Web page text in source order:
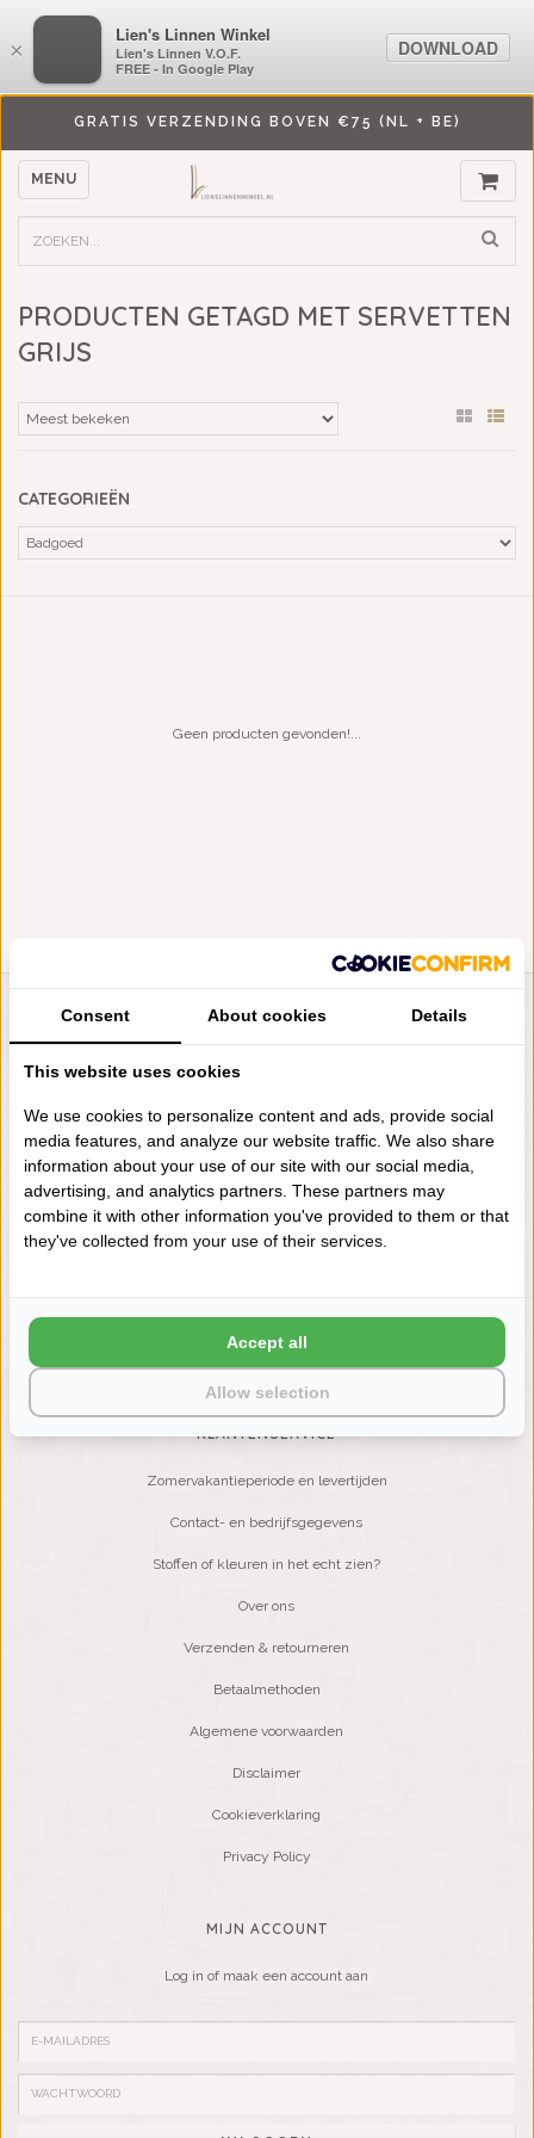
GRATIS VERZENDING BOVEN €75 (NL + BE)
MENU
PRODUCTEN GETAGD MET SERVETTEN
GRIJS
CATEGORIEËN
Geen producten gevonden!...
LIENSLINNENWINKEL.NL
VRAGEN? BEL DAN
NIEUWSBRIEF
Wilt u op de hoogte blijven?
Word lid van onze mailinglijst:
KLANTENSERVICE
Zomervakantieperiode en levertijden
Contact- en bedrijfsgegevens
Stoffen of kleuren in het echt zien?
Over ons
Verzenden & retourneren
Betaalmethoden
Algemene voorwaarden
Disclaimer
Cookieverklaring
Privacy Policy
MIJN ACCOUNT
Log in of maak een account aan
×
LiensLinnenwinkel.nl
Lien's Linnen V.O.F.
FREE - In Google Play
DOWNLOAD
Consent About cookies Details
This website uses cookies
We use cookies to personalize content and ads, provide social
media features, and analyze our website traffic. We also share
information about your use of our site with our social media,
advertising, and analytics partners. These partners may
combine it with other information you've provided to them or that
they've collected from your use of their services.
Allow selection
Accept all
×
Lien's Linnen Winkel
Lien's Linnen V.O.F.
FREE - In Google Play
DOWNLOAD